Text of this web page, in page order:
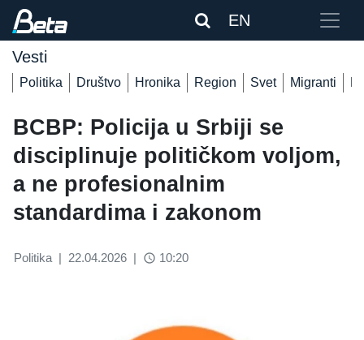
EN
Vesti
Politika Društvo Hronika Region Svet Migranti
BCBP: Policija u Srbiji se
disciplinuje političkom voljom,
a ne profesionalnim
standardima i zakonom
Politika | 22.04.2026 | access_time 10:20